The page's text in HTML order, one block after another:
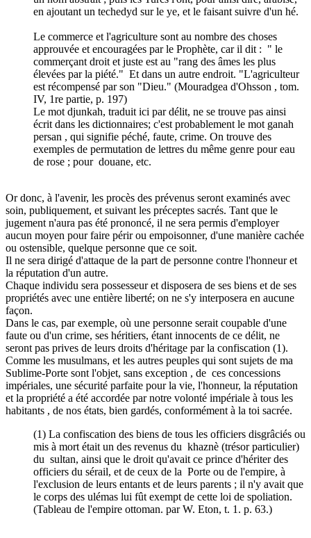
en ajoutant un techedyd sur le ye, et le faisant suivre d'un hé.
Le commerce et l'agriculture sont au nombre des choses
approuvée et encouragées par le Prophète, car il dit : " le
commerçant droit et juste est au "rang des âmes les plus
élevées par la piété." Et dans un autre endroit. "L'agriculteur
est récompensé par son "Dieu." (Mouradgea d'Ohsson , tom.
IV, 1re partie, p. 197)
Le mot djunkah, traduit ici par délit, ne se trouve pas ainsi
écrit dans les dictionnaires; c'est probablement le mot ganah
persan , qui signifie péché, faute, crime. On trouve des
exemples de permutation de lettres du même genre pour eau
de rose ; pour douane, etc.
Or donc, à l'avenir, les procès des prévenus seront examinés avec
soin, publiquement, et suivant les préceptes sacrés. Tant que le
jugement n'aura pas été prononcé, il ne sera permis d'employer
aucun moyen pour faire périr ou empoisonner, d'une manière cachée
ou ostensible, quelque personne que ce soit.
Il ne sera dirigé d'attaque de la part de personne contre l'honneur et
la réputation d'un autre.
Chaque individu sera possesseur et disposera de ses biens et de ses
propriétés avec une entière liberté; on ne s'y interposera en aucune
façon.
Dans le cas, par exemple, où une personne serait coupable d'une
faute ou d'un crime, ses héritiers, étant innocents de ce délit, ne
seront pas prives de leurs droits d'héritage par la confiscation (1).
Comme les musulmans, et les autres peuples qui sont sujets de ma
Sublime-Porte sont l'objet, sans exception , de ces concessions
impériales, une sécurité parfaite pour la vie, l'honneur, la réputation
et la propriété a été accordée par notre volonté impériale à tous les
habitants , de nos états, bien gardés, conformément à la toi sacrée.
(1) La confiscation des biens de tous les officiers disgrâciés ou
mis à mort était un des revenus du khaznè (trésor particulier)
du sultan, ainsi que le droit qu'avait ce prince d'hériter des
officiers du sérail, et de ceux de la Porte ou de l'empire, à
l'exclusion de leurs entants et de leurs parents ; il n'y avait que
le corps des ulémas lui fût exempt de cette loi de spoliation.
(Tableau de l'empire ottoman. par W. Eton, t. 1. p. 63.)